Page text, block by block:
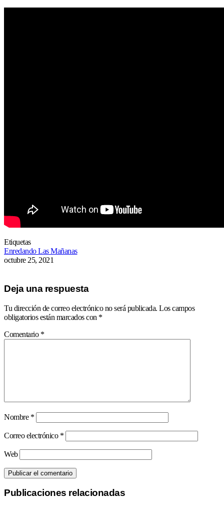
Etiquetas
Enredando Las Mañanas
octubre 25, 2021
Deja una respuesta
Tu dirección de correo electrónico no será publicada. Los campos
obligatorios están marcados con *
Comentario *
Nombre *
Correo electrónico *
Web
Publicaciones relacionadas